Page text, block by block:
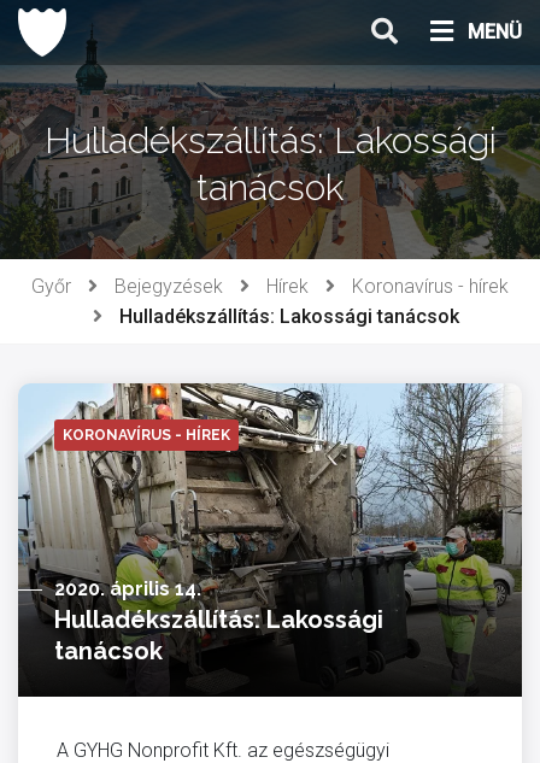
Ugrás
tartalomhoz
MENÜ
Hulladékszállítás: Lakossági
tanácsok
Győr Bejegyzések Hírek
Koronavírus - hírek
Hulladékszállítás: Lakossági tanácsok
KORONAVÍRUS - HÍREK
2020. április 14.
Hulladékszállítás: Lakossági
tanácsok
A GYHG Nonprofit Kft. az egészségügyi